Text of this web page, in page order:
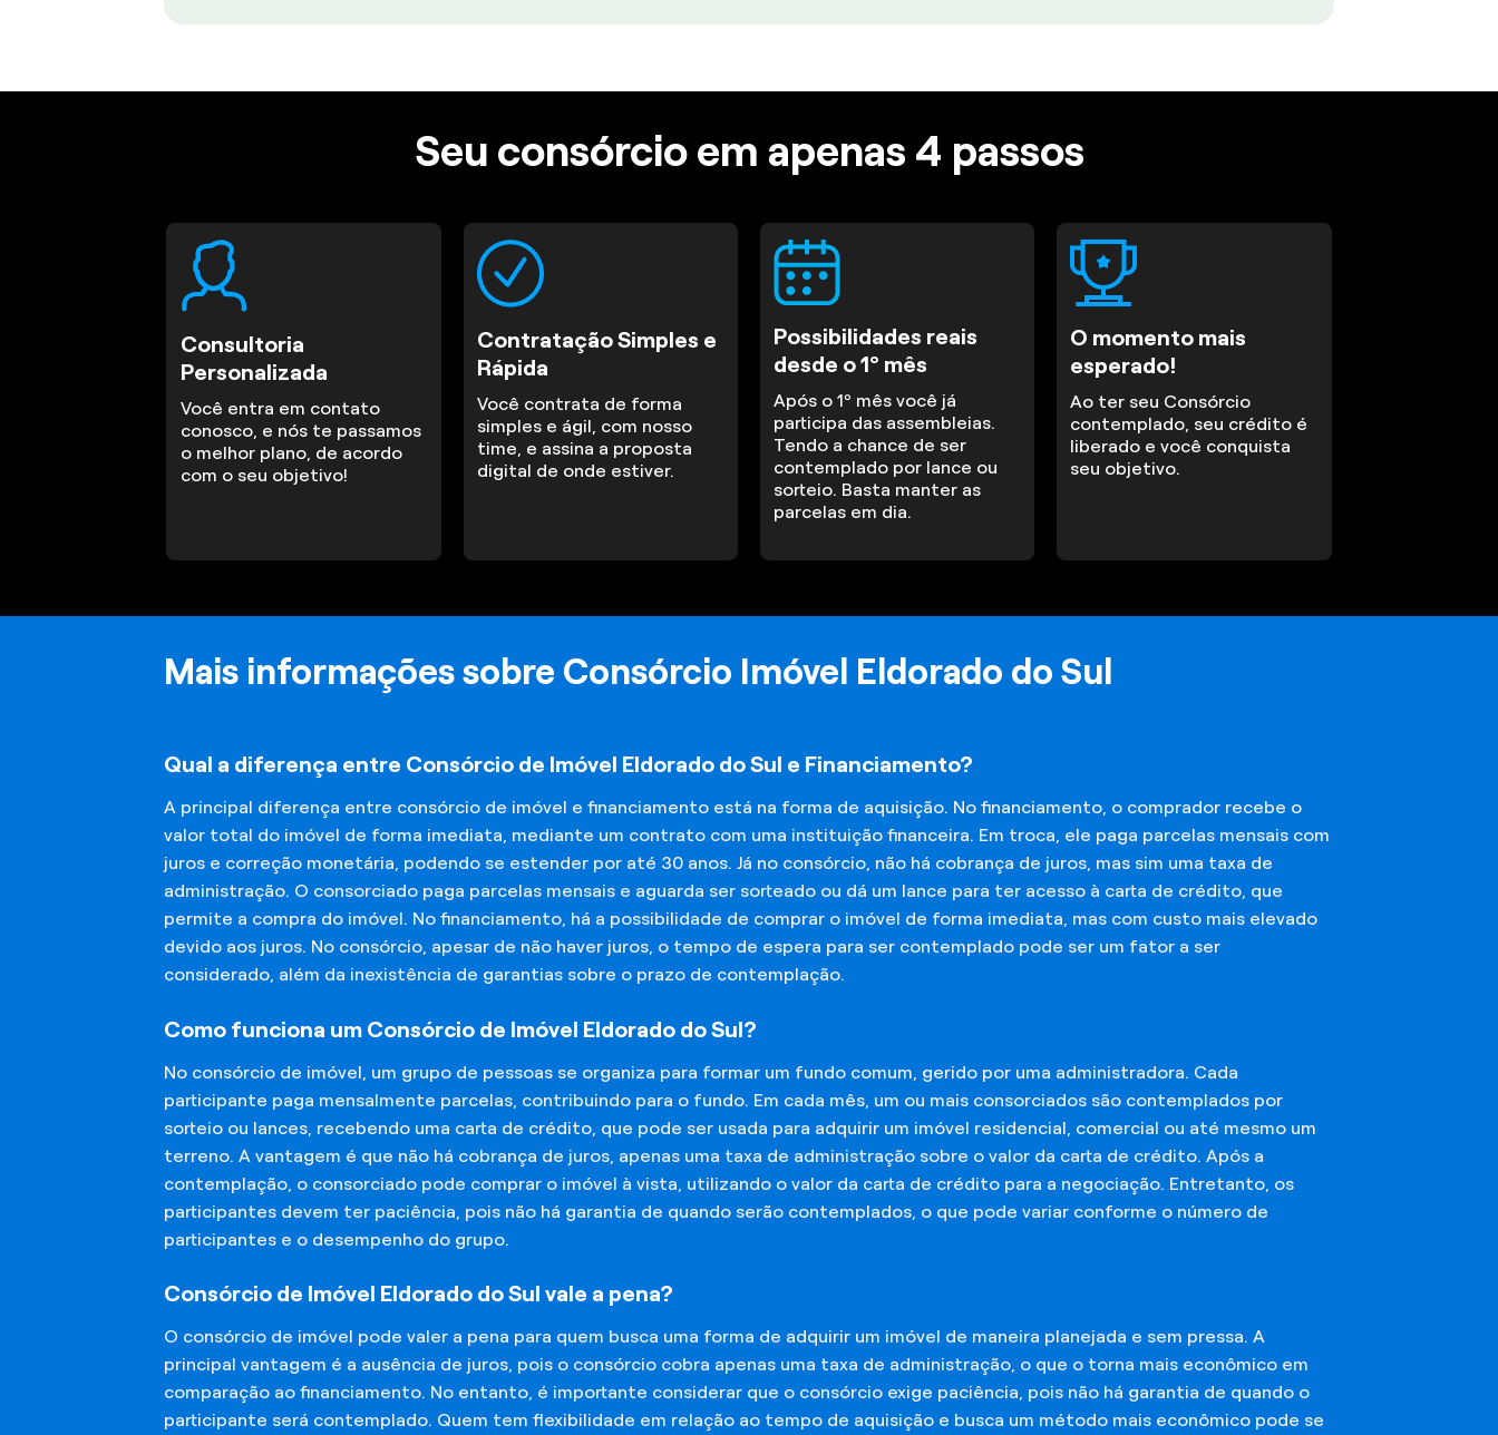
Seu consórcio em apenas 4 passos
Consultoria
Personalizada
Você entra em contato
conosco, e nós te passamos
o melhor plano, de acordo
com o seu objetivo!
Contratação Simples e
Rápida
Você contrata de forma
simples e ágil, com nosso
time, e assina a proposta
digital de onde estiver.
Possibilidades reais
desde o 1º mês
Após o 1º mês você já
participa das assembleias.
Tendo a chance de ser
contemplado por lance ou
sorteio. Basta manter as
parcelas em dia.
O momento mais
esperado!
Ao ter seu Consórcio
contemplado, seu crédito é
liberado e você conquista
seu objetivo.
Mais informações sobre Consórcio Imóvel Eldorado do Sul
Qual a diferença entre Consórcio de Imóvel Eldorado do Sul e Financiamento?
A principal diferença entre consórcio de imóvel e financiamento está na forma de aquisição. No financiamento, o comprador recebe o
valor total do imóvel de forma imediata, mediante um contrato com uma instituição financeira. Em troca, ele paga parcelas mensais com
juros e correção monetária, podendo se estender por até 30 anos. Já no consórcio, não há cobrança de juros, mas sim uma taxa de
administração. O consorciado paga parcelas mensais e aguarda ser sorteado ou dá um lance para ter acesso à carta de crédito, que
permite a compra do imóvel. No financiamento, há a possibilidade de comprar o imóvel de forma imediata, mas com custo mais elevado
devido aos juros. No consórcio, apesar de não haver juros, o tempo de espera para ser contemplado pode ser um fator a ser
considerado, além da inexistência de garantias sobre o prazo de contemplação.
Como funciona um Consórcio de Imóvel Eldorado do Sul?
No consórcio de imóvel, um grupo de pessoas se organiza para formar um fundo comum, gerido por uma administradora. Cada
participante paga mensalmente parcelas, contribuindo para o fundo. Em cada mês, um ou mais consorciados são contemplados por
sorteio ou lances, recebendo uma carta de crédito, que pode ser usada para adquirir um imóvel residencial, comercial ou até mesmo um
terreno. A vantagem é que não há cobrança de juros, apenas uma taxa de administração sobre o valor da carta de crédito. Após a
contemplação, o consorciado pode comprar o imóvel à vista, utilizando o valor da carta de crédito para a negociação. Entretanto, os
participantes devem ter paciência, pois não há garantia de quando serão contemplados, o que pode variar conforme o número de
participantes e o desempenho do grupo.
Consórcio de Imóvel Eldorado do Sul vale a pena?
O consórcio de imóvel pode valer a pena para quem busca uma forma de adquirir um imóvel de maneira planejada e sem pressa. A
principal vantagem é a ausência de juros, pois o consórcio cobra apenas uma taxa de administração, o que o torna mais econômico em
comparação ao financiamento. No entanto, é importante considerar que o consórcio exige paciência, pois não há garantia de quando o
participante será contemplado. Quem tem flexibilidade em relação ao tempo de aquisição e busca um método mais econômico pode se